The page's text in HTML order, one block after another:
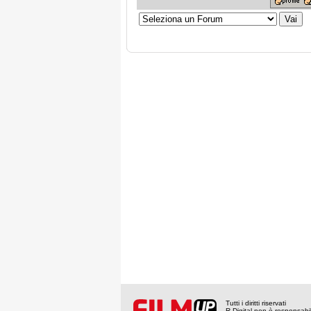
Tutti i diritti riservati